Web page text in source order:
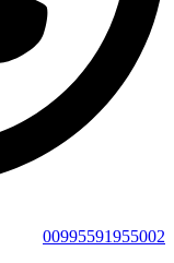
00995591955002